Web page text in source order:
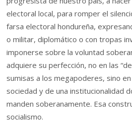
electoral local, para romper el
farsa electoral hondureña,
o militar, diplomático o con tropas
imponerse sobre la voluntad
adquiere su perfección, no en las
sumisas a los megapoderes, sino
sociedad y de una institucionalidad
manden soberanamente. Esa
socialismo.